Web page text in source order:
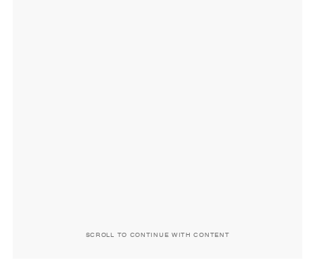
SCROLL TO CONTINUE WITH CONTENT